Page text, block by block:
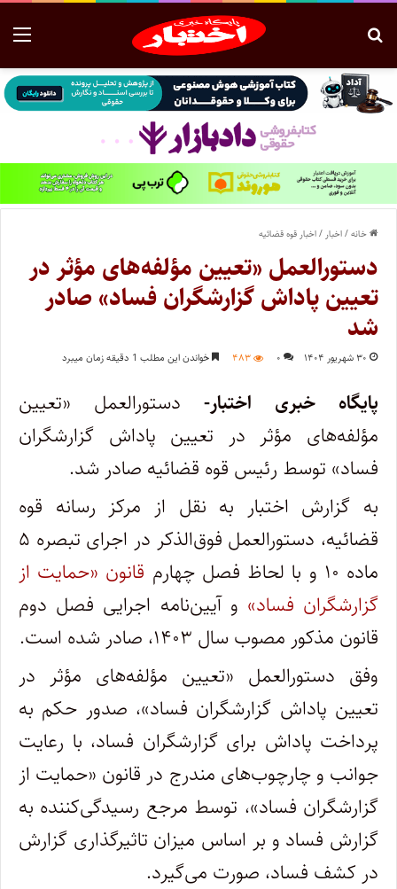
خانه/اخبار /اخبار قوه قضائیه
دستورالعمل «تعیین مؤلفه‌های مؤثر در
تعیین پاداش گزارشگران فساد» صادر
شد
۳۰ شهریور ۱۴۰۴ ۰ ۴۸۳ خواندن این مطلب 1 دقیقه زمان میبرد
پایگاه خبری اختبار- دستورالعمل «تعیین
مؤلفه‌های مؤثر در تعیین پاداش گزارشگران
فساد» توسط رئیس قوه قضائیه صادر شد.
به گزارش اختبار به نقل از مرکز رسانه قوه
قضائیه، دستورالعمل فوق‌الذکر در اجرای تبصره ۵
ماده ۱۰ و با لحاظ فصل چهارم
قانون «حمایت از
گزارشگران فساد» و آیین‌نامه اجرایی فصل دوم
قانون مذکور مصوب سال ۱۴۰۳، صادر شده است.
وفق دستورالعمل «تعیین مؤلفه‌های مؤثر در
تعیین پاداش گزارشگران فساد»، صدور حکم به
پرداخت پاداش برای گزارشگران فساد، با رعایت
جوانب و چارچوب‌های مندرج در قانون «حمایت از
گزارشگران فساد»، توسط مرجع رسیدگی‌کننده به
گزارش فساد و بر اساس میزان تاثیرگذاری گزارش
در کشف فساد، صورت می‌گیرد.